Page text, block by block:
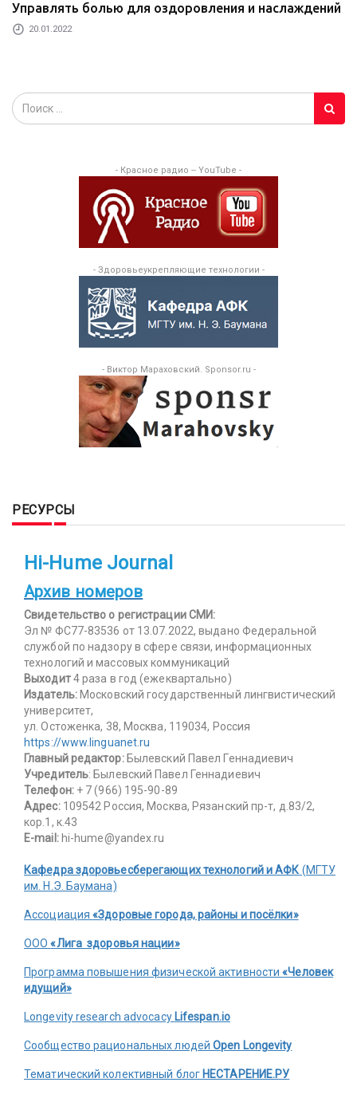
Управлять болью для оздоровления и наслаждений
20.01.2022
- Красное радио -- YouTube -
- Здоровьеукрепляющие технологии -
- Виктор Мараховский. Sponsor.ru -
РЕСУРСЫ
Hi-Hume Journal
Архив номеров
Свидетельство о регистрации СМИ:
Эл № ФС77-83536 от 13.07.2022, выдано Федеральной
службой по надзору в сфере связи, информационных
технологий и массовых коммуникаций
Выходит4 раза в год (ежеквартально)
Издатель:Московский государственный лингвистический
университет,
ул. Остоженка, 38, Москва, 119034, Россия
https://www.linguanet.ru
Главный редактор: Былевский Павел Геннадиевич
Учредитель: Былевский Павел Геннадиевич
Телефон: + 7 (966) 195-90-89
Адрес: 109542 Россия, Москва, Рязанский пр-т, д.83/2,
кор.1, к.43
E-mail: hi-hume@yandex.ru
Кафедра здоровьесберегающих технологий и АФК (МГТУ
им. Н.Э. Баумана)
Ассоциация«Здоровые города, районы и посёлки»
ООО«Лига здоровья нации»
Программа повышения физической активности«Человек
идущий»
Longevity research advocacy Lifespan.io
Сообщество рациональных людей Open Longevity
Тематический колективный блог НЕСТАРЕНИЕ.РУ